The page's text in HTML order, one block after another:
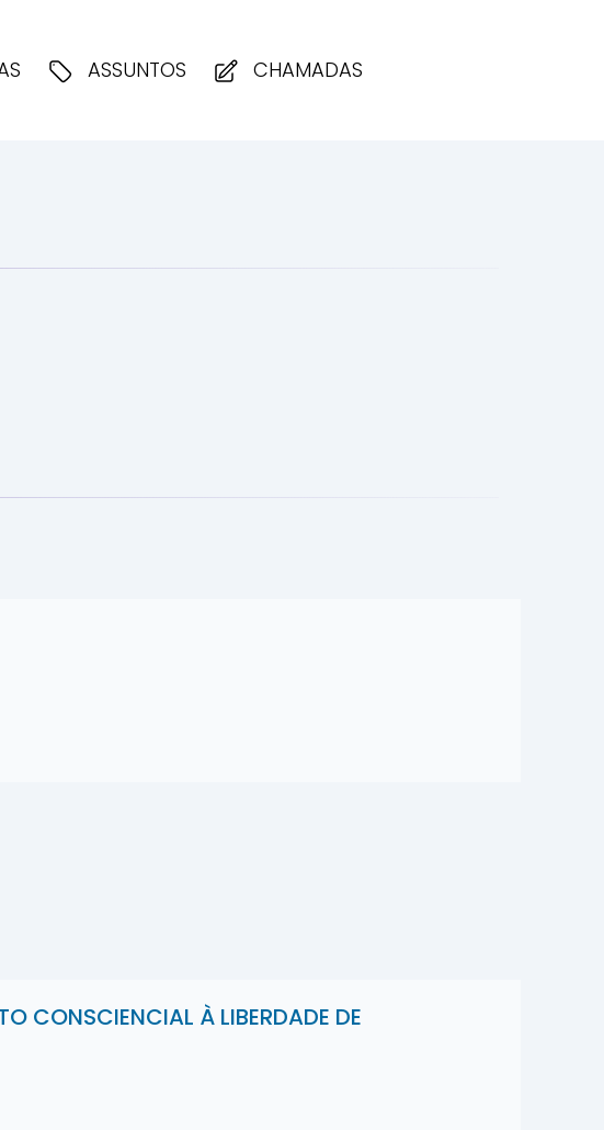
ASSUNTOS CHAMADAS
CONSCIENCIAL À LIBERDADE DE